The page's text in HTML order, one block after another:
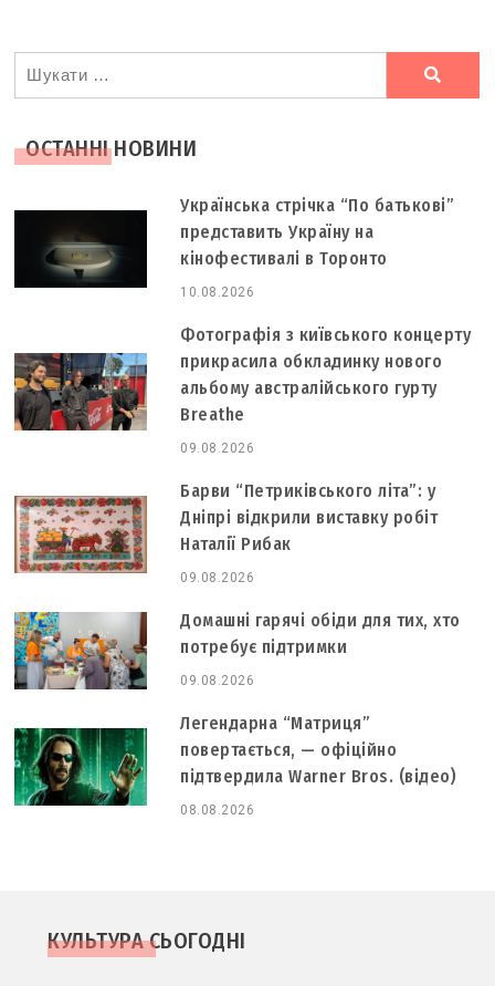
Ви
шукали
ОСТАННІ НОВИНИ
Українська стрічка “По батькові”
представить Україну на
кінофестивалі в Торонто
10.08.2026
Фотографія з київського концерту
прикрасила обкладинку нового
альбому австралійського гурту
Breathe
09.08.2026
Барви “Петриківського літа”: у
Дніпрі відкрили виставку робіт
Наталії Рибак
09.08.2026
Домашні гарячі обіди для тих, хто
потребує підтримки
09.08.2026
Легендарна “Матриця”
повертається, — офіційно
підтвердила Warner Bros. (відео)
08.08.2026
КУЛЬТУРА СЬОГОДНІ